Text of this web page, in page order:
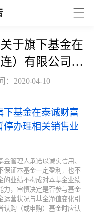
于旗下基金在
）有限公司暂
告
：2020-04-10
下基金在泰诚财富
停办理相关销售业
金管理人承诺以诚实信用、
保证本基金一定盈利，也不
的业绩不构成对本基金业绩
力，审慎决定是否参与基金
营状况与基金净值变化引
认购（或申购）基金时应认